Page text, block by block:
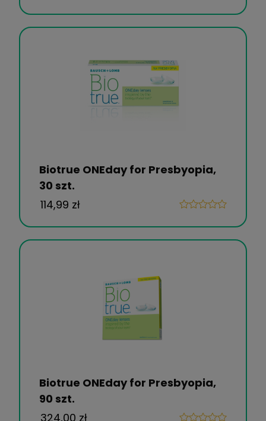
Biotrue ONEday for Presbyopia,
30 szt.
114,99 zł
Biotrue ONEday for Presbyopia,
90 szt.
324,00 zł